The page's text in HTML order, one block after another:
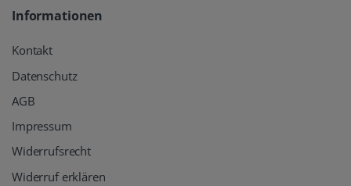
Informationen
Kontakt
Datenschutz
AGB
Impressum
Widerrufsrecht
Widerruf erklären